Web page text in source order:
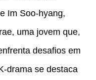
Im Soo-hyang,
uma jovem que,
desafios em
drama se destaca